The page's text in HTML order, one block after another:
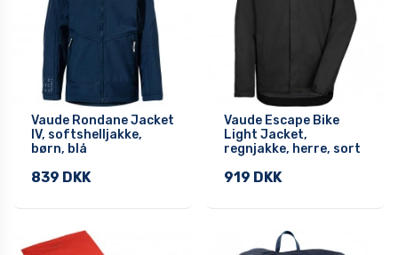
Vaude Rondane Jacket
IV, softshelljakke,
børn, blå
839 DKK
Vaude Escape Bike
Light Jacket,
regnjakke, herre, sort
919 DKK